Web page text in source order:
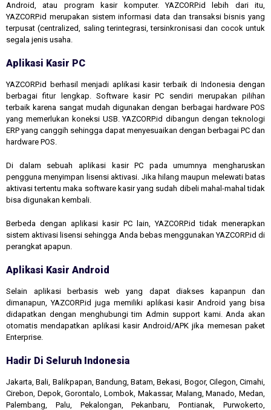
Android, atau program kasir komputer. YAZCORP.id lebih dari itu,
YAZCORP.id merupakan sistem informasi data dan transaksi bisnis yang
terpusat (centralized, saling terintegrasi, tersinkronisasi dan cocok untuk
segala jenis usaha.
Aplikasi Kasir PC
YAZCORP.id berhasil menjadi aplikasi kasir terbaik di Indonesia dengan
berbagai fitur lengkap. Software kasir PC sendiri merupakan pilihan
terbaik karena sangat mudah digunakan dengan berbagai hardware POS
yang memerlukan koneksi USB. YAZCORP.id dibangun dengan teknologi
ERP yang canggih sehingga dapat menyesuaikan dengan berbagai PC dan
hardware POS.
Di dalam sebuah aplikasi kasir PC pada umumnya mengharuskan
pengguna menyimpan lisensi aktivasi. Jika hilang maupun melewati batas
aktivasi tertentu maka software kasir yang sudah dibeli mahal-mahal tidak
bisa digunakan kembali.
Berbeda dengan aplikasi kasir PC lain, YAZCORP.id tidak menerapkan
sistem aktivasi lisensi sehingga Anda bebas menggunakan YAZCORP.id di
perangkat apapun.
Aplikasi Kasir Android
Selain aplikasi berbasis web yang dapat diakses kapanpun dan
dimanapun, YAZCORP.id juga memiliki aplikasi kasir Android yang bisa
didapatkan dengan menghubungi tim Admin support kami. Anda akan
otomatis mendapatkan aplikasi kasir Android/APK jika memesan paket
Enterprise.
Hadir Di Seluruh Indonesia
Jakarta, Bali, Balikpapan, Bandung, Batam, Bekasi, Bogor, Cilegon, Cimahi,
Cirebon, Depok, Gorontalo, Lombok, Makassar, Malang, Manado, Medan,
Palembang, Palu, Pekalongan, Pekanbaru, Pontianak, Purwokerto,